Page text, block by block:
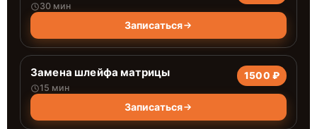
30 мин
Записаться
Замена шлейфа матрицы
15 мин
1500 ₽
Записаться